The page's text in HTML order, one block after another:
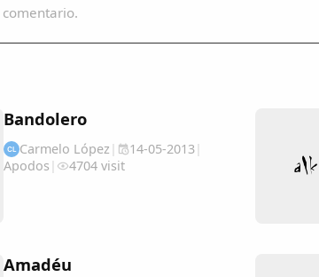
Bandolero
CL Carmelo López | 14-05-2013|
Apodos | 4704 visit
Amadéu